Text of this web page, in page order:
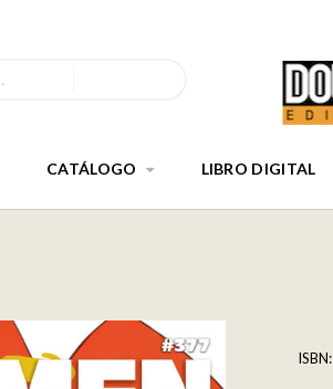
CATÁLOGO LIBRO DIGITAL
ISBN: